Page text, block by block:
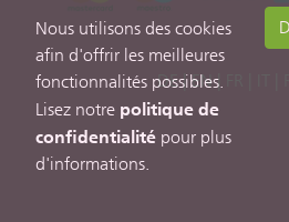
DE|EN|
Nous utilisons des cookies
afin d'offrir les meilleures
fonctionnalités possibles.
Lisez notre politique de
confidentialité pour plus
d'informations.